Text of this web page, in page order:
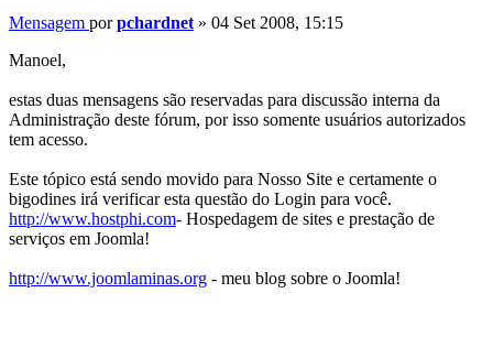
Mensagem porpchardnet » 04 Set 2008, 15:15
Manoel,
estas duas mensagens são reservadas para discussão interna da
Administração deste fórum, por isso somente usuários autorizados
tem acesso.
Este tópico está sendo movido para Nosso Site e certamente o
bigodines irá verificar esta questão do Login para você.
http://www.hostphi.com- Hospedagem de sites e prestação de
serviços em Joomla!
http://www.joomlaminas.org - meu blog sobre o Joomla!